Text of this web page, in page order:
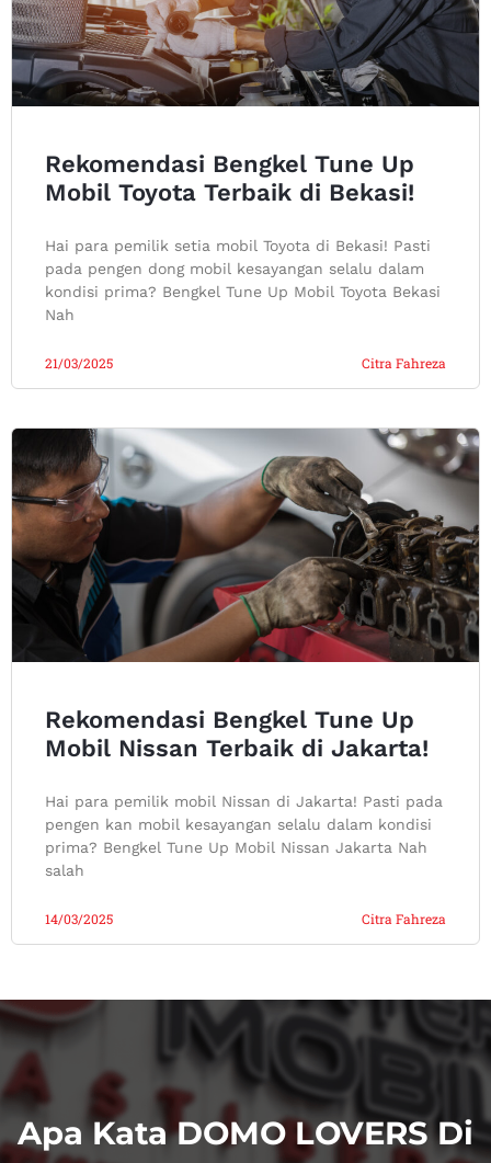
Rekomendasi Bengkel Tune Up
Mobil Toyota Terbaik di Bekasi!
Hai para pemilik setia mobil Toyota di Bekasi! Pasti
pada pengen dong mobil kesayangan selalu dalam
kondisi prima? Bengkel Tune Up Mobil Toyota Bekasi
Nah
Citra Fahreza
21/03/2025
Rekomendasi Bengkel Tune Up
Mobil Nissan Terbaik di Jakarta!
Hai para pemilik mobil Nissan di Jakarta! Pasti pada
pengen kan mobil kesayangan selalu dalam kondisi
prima? Bengkel Tune Up Mobil Nissan Jakarta Nah
salah
Citra Fahreza
14/03/2025
Apa Kata DOMO LOVERS Di